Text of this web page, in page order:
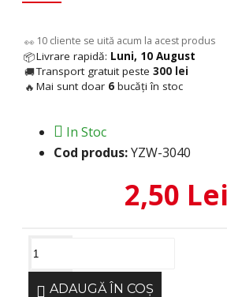
👀 11 cliente se uită acum la acest produs
📦Livrare rapidă: Luni, 10 August
🚚Transport gratuit peste 300 lei
🔥 Mai sunt doar 6 bucăți în stoc
In Stoc
Cod produs:YZW-3040
2,50 Lei
ADAUGĂ ÎN COŞ